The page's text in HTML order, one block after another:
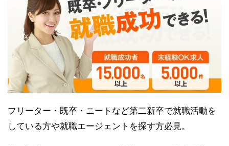
フリーター・既卒・ニートなど第二新卒で就職活動を
している方や就職エージェントを探す方必見。